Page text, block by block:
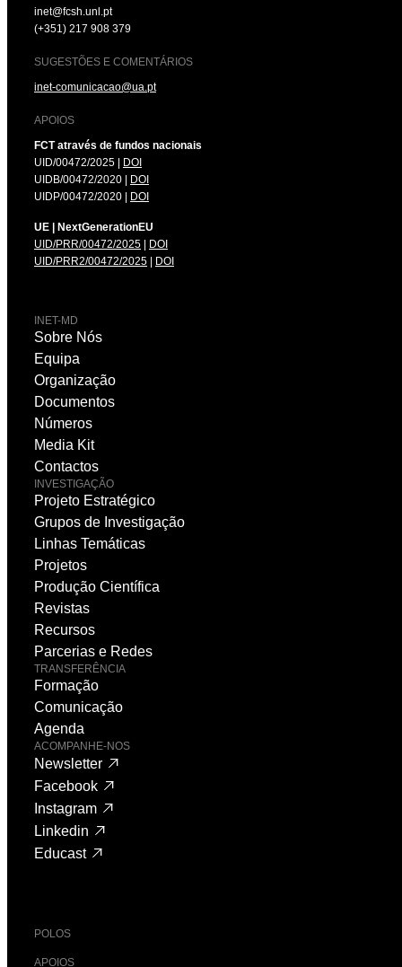
inet@fcsh.unl.pt
(+351) 217 908 379
SUGESTÕES E COMENTÁRIOS
inet-comunicacao@ua.pt
APOIOS
FCT através de fundos nacionais
UID/00472/2025 |
DOI
UIDB/00472/2020 |
DOI
UIDP/00472/2020 |
DOI
UE | NextGenerationEU
UID/PRR/00472/2025
DOI
UID/PRR2/00472/2025
DOI
INET-MD
Sobre Nós
Equipa
Organização
Documentos
Números
Media Kit
Contactos
INVESTIGAÇÃO
Projeto Estratégico
Grupos de Investigação
Linhas Temáticas
Projetos
Produção Científica
Revistas
Recursos
Parcerias e Redes
TRANSFERÊNCIA
Formação
Comunicação
Agenda
ACOMPANHE-NOS
Newsletter
Facebook
Instagram
Linkedin
Educast
POLOS
APOIOS